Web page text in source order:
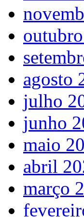
agosto
julho
junho
maio
abril
março